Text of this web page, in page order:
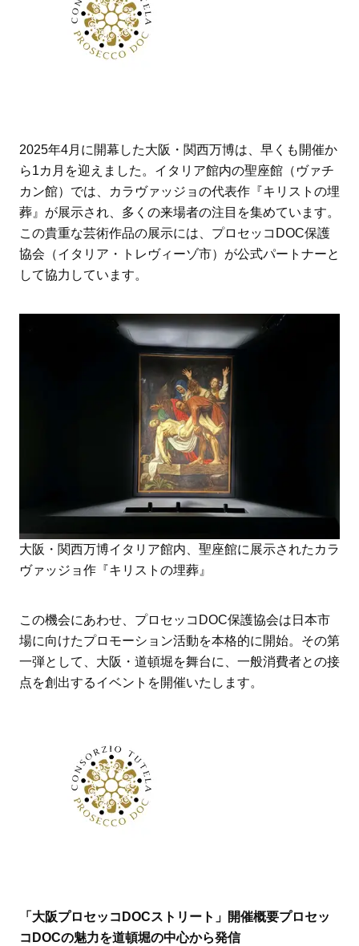
2025年4月に開幕した大阪・関西万博は、早くも開催か
ら1カ月を迎えました。イタリア館内の聖座館（ヴァチ
カン館）では、カラヴァッジョの代表作『キリストの埋
葬』が展示され、多くの来場者の注目を集めています。
この貴重な芸術作品の展示には、プロセッコDOC保護
協会（イタリア・トレヴィーゾ市）が公式パートナーと
して協力しています。
大阪・関西万博イタリア館内、聖座館に展示されたカラ
ヴァッジョ作『キリストの埋葬』
この機会にあわせ、プロセッコDOC保護協会は日本市
場に向けたプロモーション活動を本格的に開始。その第
一弾として、大阪・道頓堀を舞台に、一般消費者との接
点を創出するイベントを開催いたします。
「大阪プロセッコDOCストリート」開催概要プロセッ
コDOCの魅力を道頓堀の中心から発信